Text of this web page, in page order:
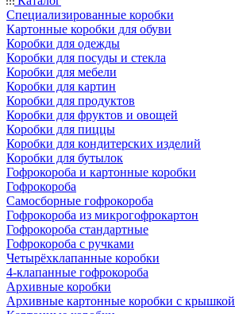
Специализированные коробки
Картонные коробки для обуви
Коробки для одежды
Коробки для посуды и стекла
Коробки для мебели
Коробки для картин
Коробки для продуктов
Коробки для фруктов и овощей
Коробки для пиццы
Коробки для кондитерских изделий
Коробки для бутылок
Гофрокороба и картонные коробки
Гофрокороба
Самосборные гофрокороба
Гофрокороба из микрогофрокартон
Гофрокороба стандартные
Гофрокороба с ручками
Четырёхклапанные коробки
4-клапанные гофрокороба
Архивные коробки
Архивные картонные коробки с крышкой